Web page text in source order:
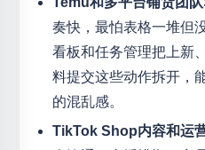
奏快，最怕表格一堆但
看板和任务管理把上新
料提交这些动作拆开，
的混乱感。
TikTok Shop内容和运